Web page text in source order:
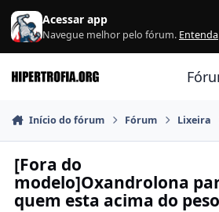
Ir para conteúdo
Acessar app
Navegue melhor pelo fórum. Entenda
Início do fórum Fórum Lixeira
[Fora do
modelo]Oxandrolona
quem esta acima do peso